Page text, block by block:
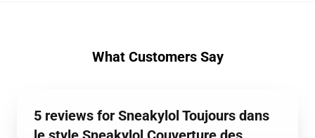
What Customers Say
5 reviews for Sneakylol Toujours dans